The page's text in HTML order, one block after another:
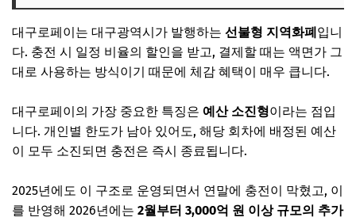
대구로페이는 대구광역시가 발행하는 선불형 지역화폐입니
다. 충전 시 일정 비율의 할인을 받고, 결제할 때는 액면가 그
대로 사용하는 방식이기 때문에 체감 혜택이 매우 큽니다.
대구로페이의 가장 중요한 특징은 예산 소진형이라는 점입
니다. 개인별 한도가 남아 있어도, 해당 회차에 배정된 예산
이 모두 소진되면 충전은 즉시 종료됩니다.
2025년에도 이 구조로 운영되면서 연말에 충전이 막혔고, 이
를 반영해 2026년에는 2월부터 3,000억 원 이상 규모의 추가